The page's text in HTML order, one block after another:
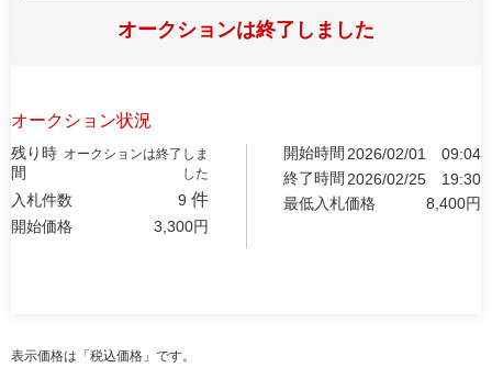
オークションは終了しました
オークション状況
残り時
間
オークションは終了しま
した
入札件数 9 件
開始価格 3,300円
開始時間 2026/02/01
09:04
終了時間 2026/02/25
19:30
最低入札価格
8,400円
表示価格は「税込価格」です。